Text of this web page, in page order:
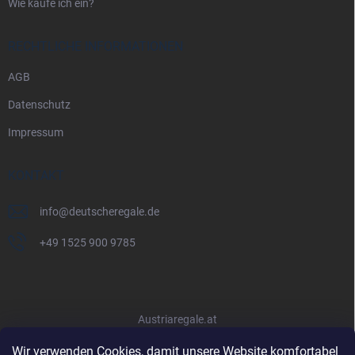
Wir verwenden Cookies, damit unsere Website komfortabel
Wie kaufe ich ein?
RECHTLICHE INFORMATIONEN
AGB
Datenschutz
Impressum
KONTAKT
info@deutscheregale.de
+49 1525 900 9785
Austriaregale.at